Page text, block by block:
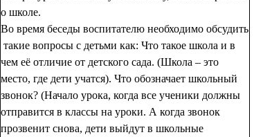
о школе.
Во время беседы воспитателю необходимо обсудить
такие вопросы с детьми как: Что такое школа и в
чем её отличие от детского сада. (Школа – это
место, где дети учатся). Что обозначает школьный
звонок? (Начало урока, когда все ученики должны
отправится в классы на уроки. А когда звонок
прозвенит снова, дети выйдут в школьные